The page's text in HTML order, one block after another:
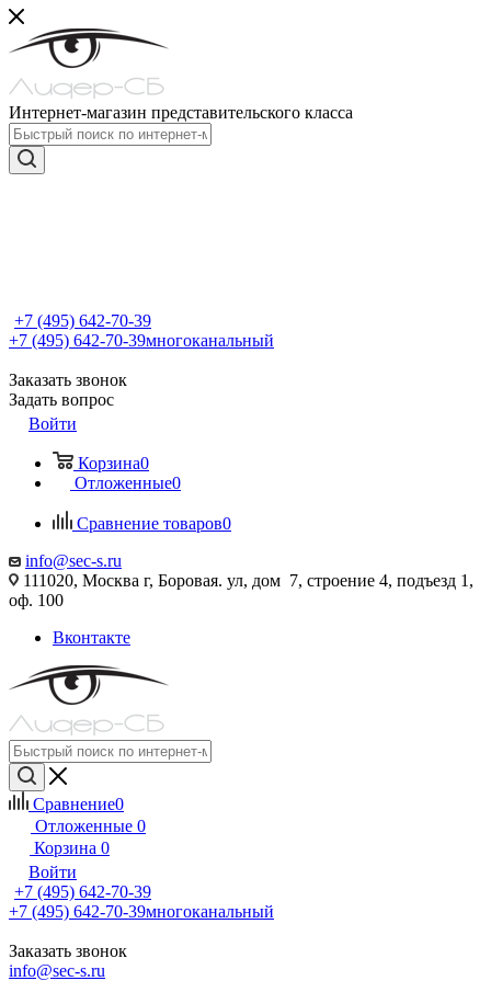
Интернет-магазин представительского класса
+7 (495) 642-70-39
+7 (495) 642-70-39многоканальный
Заказать звонок
Задать вопрос
Войти
Корзина0
Отложенные0
Сравнение товаров0
info@sec-s.ru
111020, Москва г, Боровая. ул, дом 7, строение 4, подъезд 1,
оф. 100
Вконтакте
Сравнение0
Отложенные 0
Корзина 0
Войти
+7 (495) 642-70-39
+7 (495) 642-70-39многоканальный
Заказать звонок
info@sec-s.ru